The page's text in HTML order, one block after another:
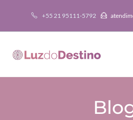
+55 21 95111-5792